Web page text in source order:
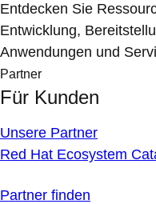
Entdecken Sie
Entwicklung,
Anwendungen und
Partner
Für Kunden
Unsere Partner
Red Hat Ecosystem
Partner finden